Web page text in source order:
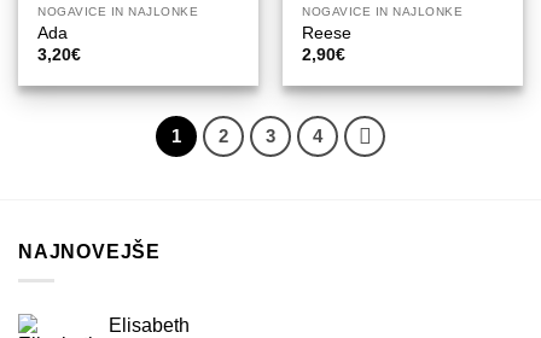
NOGAVICE IN NAJLONKE
Ada
3,20€
NOGAVICE IN NAJLONKE
Reese
2,90€
1 2 3 4
NAJNOVEJŠE
Elisabeth